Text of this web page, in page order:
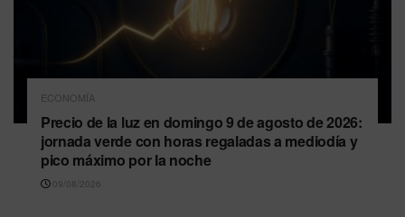
ECONOMÍA
Precio de la luz en domingo 9 de agosto de 2026:
jornada verde con horas regaladas a mediodía y
pico máximo por la noche
09/08/2026